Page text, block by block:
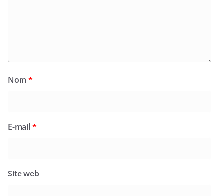
Nom *
E-mail*
Site web